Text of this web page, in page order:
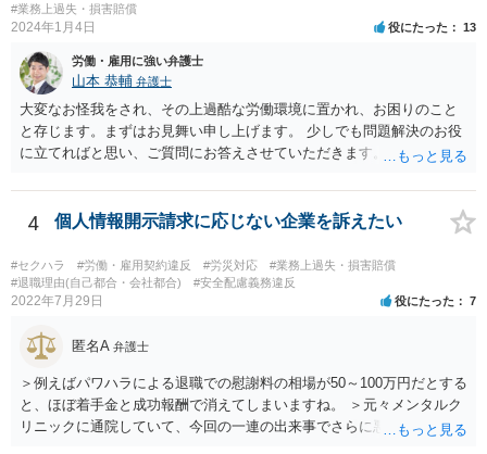
#業務上過失・損害賠償
2024年1月4日 役にたった 13
労働・雇用に強い弁護士
山本 恭輔 弁護士
大変なお怪我をされ、その上過酷な労働環境に置かれ、お困りのこと
と存じます。まずはお見舞い申し上げます。 少しでも問題解決のお役
に立てればと思い、ご質問にお答えさせていただきます。 ご相談者の
我に関しては労災保険からの給付や会社からの損害賠償が、過重労働
に関しては未払残業代の支払が受けられる可能性がある事案とお見受
けします。 請求が認められる可能性や採るべき手続を検討するには、
様々な事情のヒアリングや証拠資料の検討が必要になるため、今後の
方針の検討も含め、一度面談にて法律相談をされることをおすすめし
ます。
4 個人情報開示請求に応じない企業を訴えたい
#セクハラ #労働・雇用契約違反 #労災対応
#業務上過失・損害賠償
#退職理由(自己都合・会社都合)
#安全配慮義務違反
2022年7月29日 役にたった 7
匿名A 弁護士
＞例えばパワハラによる退職での慰謝料の相場が50～100万円だとする
と、ほぼ着手金と成功報酬で消えてしまいますね。 ＞元々メンタルク
リニックに通院していて、今回の一連の出来事でさらに悪化した事実